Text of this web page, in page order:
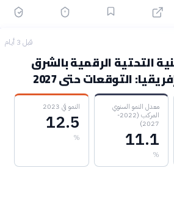
قبل 3 أيام
التحتية الرقمية بالشرق
التوقعات حتى 2027
معدل النمو السنوي
المركب (2022-
2027)
11.1
%
النمو في 2023
12.5
%